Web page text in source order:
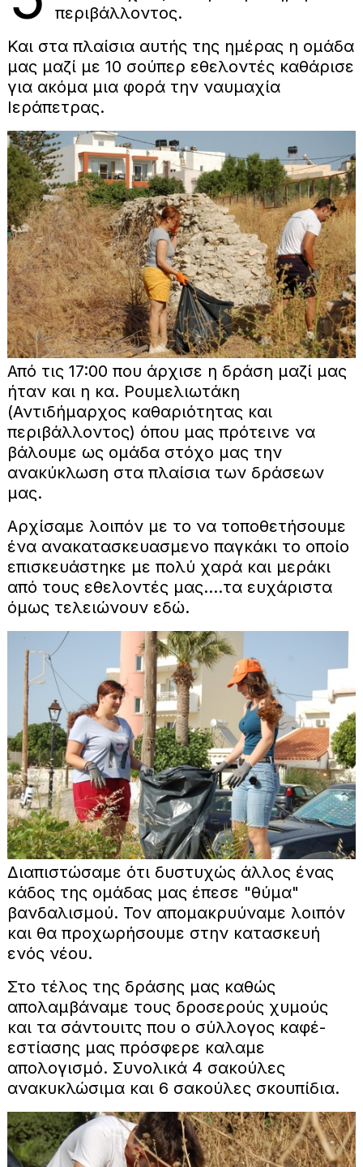
περιβάλλοντος.
Και στα πλαίσια αυτής της ημέρας η ομάδα
μας μαζί με 10 σούπερ εθελοντές καθάρισε
για ακόμα μια φορά την ναυμαχία
Ιεράπετρας.
Από τις 17:00 που άρχισε η δράση μαζί μας
ήταν και η κα. Ρουμελιωτάκη
(Αντιδήμαρχος καθαριότητας και
περιβάλλοντος) όπου μας πρότεινε να
βάλουμε ως ομάδα στόχο μας την
ανακύκλωση στα πλαίσια των δράσεων
μας.
Αρχίσαμε λοιπόν με το να τοποθετήσουμε
ένα ανακατασκευασμενο παγκάκι το οποίο
επισκευάστηκε με πολύ χαρά και μεράκι
από τους εθελοντές μας....τα ευχάριστα
όμως τελειώνουν εδώ.
Διαπιστώσαμε ότι δυστυχώς άλλος ένας
κάδος της ομάδας μας έπεσε "θύμα"
βανδαλισμού. Τον απομακρυύναμε λοιπόν
και θα προχωρήσουμε στην κατασκευή
ενός νέου.
Στο τέλος της δράσης μας καθώς
απολαμβάναμε τους δροσερούς χυμούς
και τα σάντουιτς που ο σύλλογος καφέ-
εστίασης μας πρόσφερε καλαμε
απολογισμό. Συνολικά 4 σακούλες
ανακυκλώσιμα και 6 σακούλες σκουπίδια.